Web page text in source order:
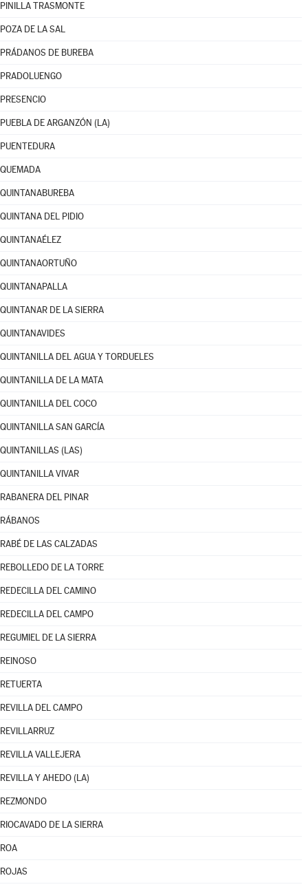
PINILLA TRASMONTE
POZA DE LA SAL
PRÁDANOS DE BUREBA
PRADOLUENGO
PRESENCIO
PUEBLA DE ARGANZÓN (LA)
PUENTEDURA
QUEMADA
QUINTANABUREBA
QUINTANA DEL PIDIO
QUINTANAÉLEZ
QUINTANAORTUÑO
QUINTANAPALLA
QUINTANAR DE LA SIERRA
QUINTANAVIDES
QUINTANILLA DEL AGUA Y TORDUELES
QUINTANILLA DE LA MATA
QUINTANILLA DEL COCO
QUINTANILLA SAN GARCÍA
QUINTANILLAS (LAS)
QUINTANILLA VIVAR
RABANERA DEL PINAR
RÁBANOS
RABÉ DE LAS CALZADAS
REBOLLEDO DE LA TORRE
REDECILLA DEL CAMINO
REDECILLA DEL CAMPO
REGUMIEL DE LA SIERRA
REINOSO
RETUERTA
REVILLA DEL CAMPO
REVILLARRUZ
REVILLA VALLEJERA
REVILLA Y AHEDO (LA)
REZMONDO
RIOCAVADO DE LA SIERRA
ROA
ROJAS